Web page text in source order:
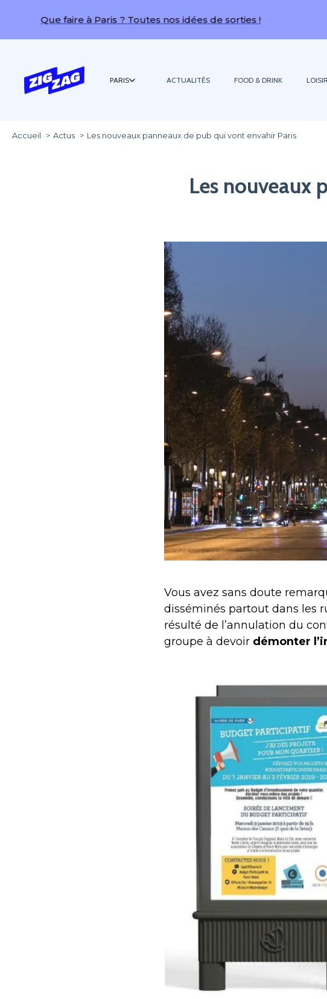
faire à Paris ? Toutes nos idées de sorties !
PARIS ACTUALITÉS FOOD & DRINK
Accueil Actus Les nouveaux panneaux de pub qui vont envahir Paris
Les nouveaux
Vous avez sans doute
disséminés partout dans les
résulté de l’annulation du
groupe à devoir démonter